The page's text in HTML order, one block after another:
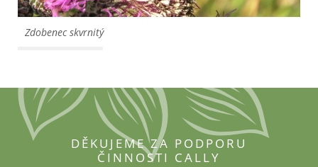
Zdobenec skvrnitý
DĚKUJEME ZA PODPORU
ČINNOSTI CALLY